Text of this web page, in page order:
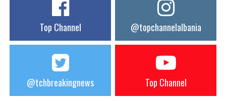
Top Channel @topchannelalbania
@tchbreakingnews Top Channel